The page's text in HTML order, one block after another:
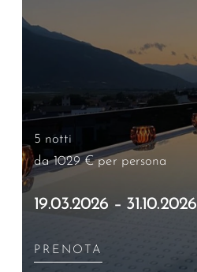
5 notti
da 1029 €per persona
19.03.2026 – 31.10.2026
PRENOTA